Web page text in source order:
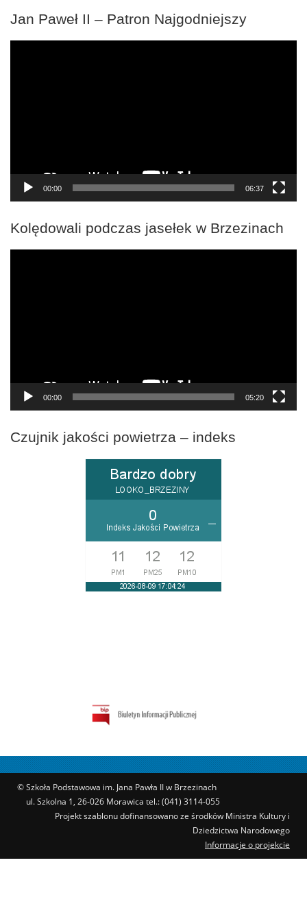
Jan Paweł II – Patron Najgodniejszy
00:00 06:37
Kolędowali podczas jasełek w Brzezinach
00:00 05:20
Czujnik jakości powietrza – indeks
© Szkoła Podstawowa im. Jana Pawła II w Brzezinach
ul. Szkolna 1, 26-026 Morawica tel.: (041) 3114-055
Projekt szablonu dofinansowano ze środków Ministra Kultury i
Dziedzictwa Narodowego
Informacje o projekcie